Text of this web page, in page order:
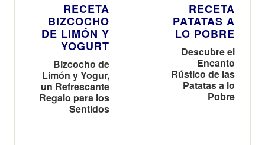
RECETA
BIZCOCHO
DE LIMÓN Y
YOGURT
Bizcocho de
Limón y Yogur,
un Refrescante
Regalo para los
Sentidos
RECETA
PATATAS A
LO POBRE
Descubre el
Encanto
Rústico de las
Patatas a lo
Pobre